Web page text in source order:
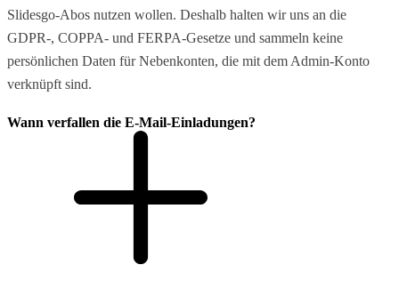
Slidesgo-Abos nutzen wollen. Deshalb halten wir uns an die
GDPR-, COPPA- und FERPA-Gesetze und sammeln keine
persönlichen Daten für Nebenkonten, die mit dem Admin-Konto
verknüpft sind.
Wann verfallen die E-Mail-Einladungen?